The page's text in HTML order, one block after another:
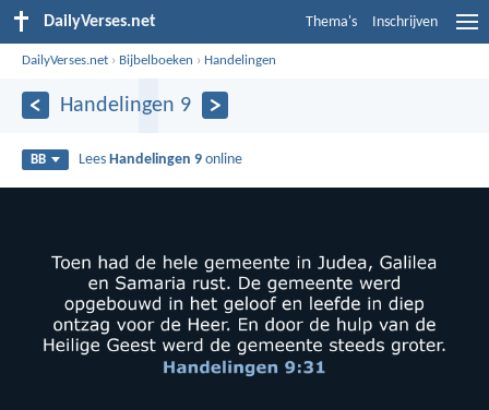
DailyVerses.net Thema's Inschrijven
DailyVerses.net › Bijbelboeken › Handelingen
Handelingen 9
BB Lees Handelingen 9 online